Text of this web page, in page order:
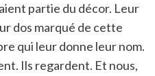
partie du décor. Leur
dos marqué de cette
qui leur donne leur nom.
Ils regardent. Et nous,